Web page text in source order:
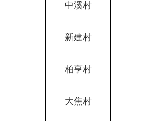
中溪村
新建村
柏亨村
大焦村